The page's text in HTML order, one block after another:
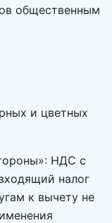
общественным
и цветных
НДС с
налог
к вычету не